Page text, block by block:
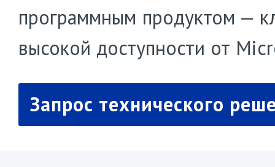
программным продуктом —
высокой доступности от
Запрос технического